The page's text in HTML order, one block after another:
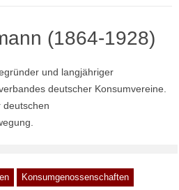
(1864-1928)
und langjähriger
deutscher Konsumvereine.
deutschen
Konsumgenossenschaften